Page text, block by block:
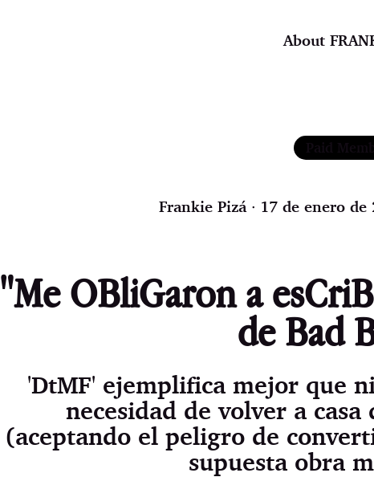
About
Frankie Pizá ∙ 17 de enero
"Me OBliGaron a
de Bad
'DtMF' ejemplifica mejor que
necesidad de volver a
(aceptando el peligro de
supuesta obra